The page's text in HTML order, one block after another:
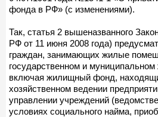
фонда в РФ» (с изменениями).
Так, статья 2 вышеназванного
РФ от 11 июня 2008 года)
граждан, занимающих жилые
государственном и
включая жилищный фонд,
хозяйственном ведении
управлении учреждений
условиях социального найма,